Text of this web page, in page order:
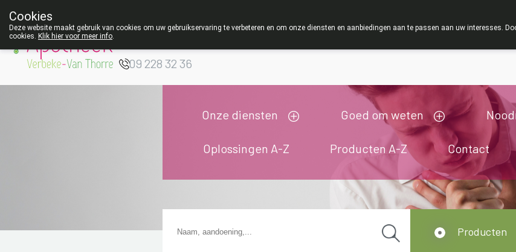
Apotheek Verbeke
09 228 32 36
Onze diensten Goed om weten
Oplossingen A-Z Producten A-Z Contact
Producten
Cookies
Deze website maakt gebruik van cookies om uw gebruikservaring te verbeteren en om onze diensten en aanbiedingen aan te passen aan uw interesses.
cookies. Klik hier voor meer info.